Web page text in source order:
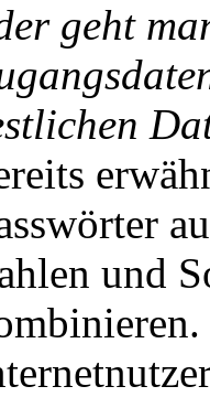
geht
und